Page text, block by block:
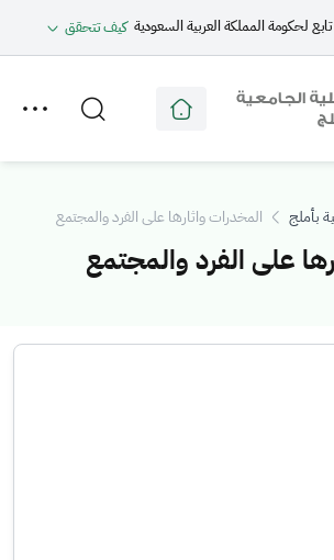
لحكومة المملكة العربية السعودية كيف تتحقق
بأملج المخدرات واثارها على الفرد والمجتمع
على الفرد والمجتمع